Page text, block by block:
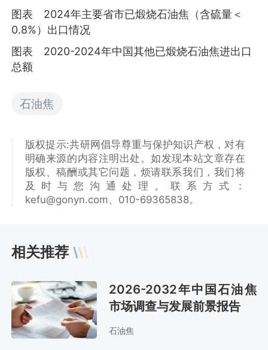
图表 2024年主要省市已煅烧石油焦（含硫量＜
0.8%）出口情况
图表 2020-2024年中国其他已煅烧石油焦进出口
总额
石油焦
版权提示:共研网倡导尊重与保护知识产权，对有
明确来源的内容注明出处。如发现本站文章存在
版权、稿酬或其它问题，烦请联系我们，我们将
及时与您沟通处理。联系方式：
kefu@gonyn.com、010-69365838。
相关推荐
2026-2032年中国石油焦
市场调查与发展前景报告
石油焦